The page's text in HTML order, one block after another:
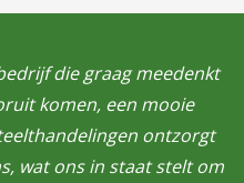
die graag meedenkt
komen, een mooie
ontzorgt
wat ons in staat stelt om